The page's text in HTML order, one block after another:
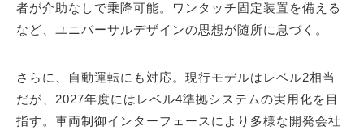
者が介助なしで乗降可能。ワンタッチ固定装置を備える
など、ユニバーサルデザインの思想が随所に息づく。
さらに、自動運転にも対応。現行モデルはレベル2相当
だが、2027年度にはレベル4準拠システムの実用化を目
指す。車両制御インターフェースにより多様な開発会社